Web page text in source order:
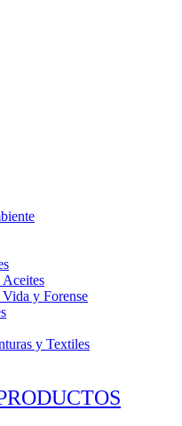
y Forense
y Textiles